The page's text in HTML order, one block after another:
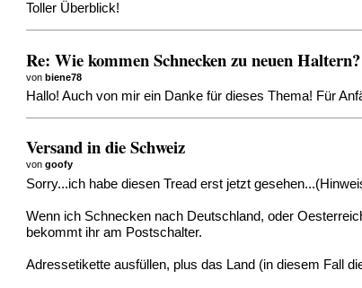
Toller Überblick!
Re: Wie kommen Schnecken zu neuen
vonbiene78
Hallo! Auch von mir ein Danke für dieses Thema! Für
Versand in die Schweiz
vongoofy
Sorry...ich habe diesen Tread erst jetzt
Wenn ich Schnecken nach Deutschland, oder
bekommt ihr am Postschalter.
Adressetikette ausfüllen, plus das Land (in diesem Fall